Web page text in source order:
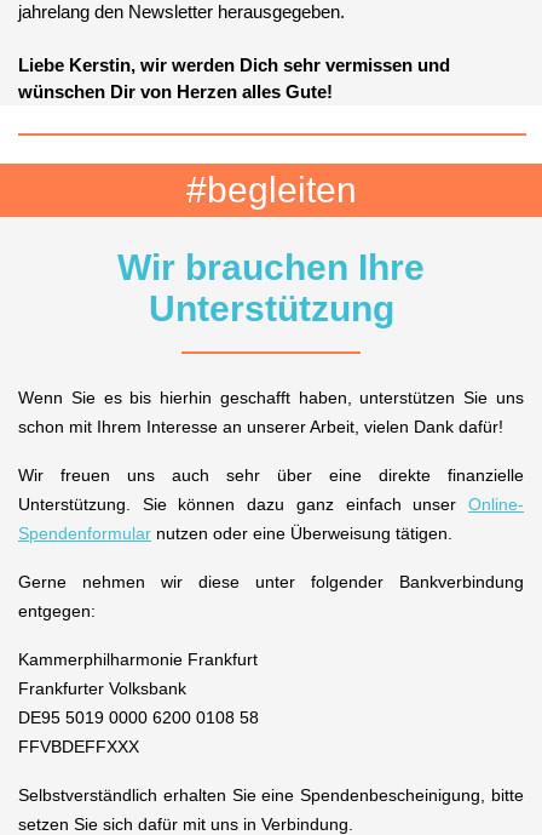
jahrelang den Newsletter herausgegeben.
Liebe Kerstin, wir werden Dich sehr vermissen und
wünschen Dir von Herzen alles Gute!
#begleiten
Wir brauchen Ihre
Unterstützung
Wenn Sie es bis hierhin geschafft haben, unterstützen Sie uns
schon mit Ihrem Interesse an unserer Arbeit, vielen Dank dafür!
Wir freuen uns auch sehr über eine direkte finanzielle
Unterstützung. Sie können dazu ganz einfach unser
Online-
Spendenformular nutzen oder eine Überweisung tätigen.
Gerne nehmen wir diese unter folgender Bankverbindung
entgegen:
Kammerphilharmonie Frankfurt
Frankfurter Volksbank
DE95 5019 0000 6200 0108 58
FFVBDEFFXXX
Selbstverständlich erhalten Sie eine Spendenbescheinigung, bitte
setzen Sie sich dafür mit uns in Verbindung.